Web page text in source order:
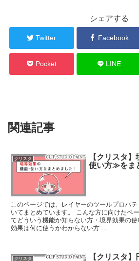
シェアする
Twitter Facebook
Pocket LINE
関連記事
クリスタ
【クリスタ
使い方≫をま
このページでは、レイヤーのツールプロパテ
いてまとめています。 こんな方に向けたペ
てどういう機能か知らない方・境界効果の
効果は何に使うかわからない方 ...
クリスタ
【クリスタ